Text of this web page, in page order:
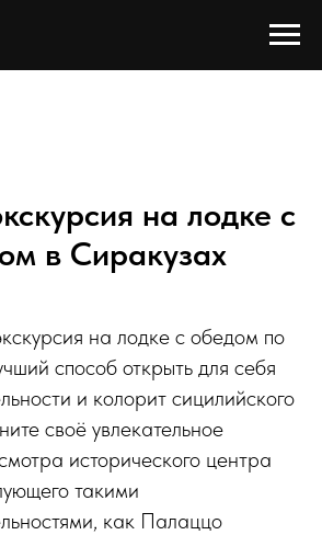
на лодке с
в Сиракузах
на лодке с обедом по
способ открыть для себя
и колорит сицилийского
своё увлекательное
исторического центра
такими
как Палаццо